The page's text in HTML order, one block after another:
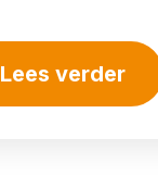
Lees verder